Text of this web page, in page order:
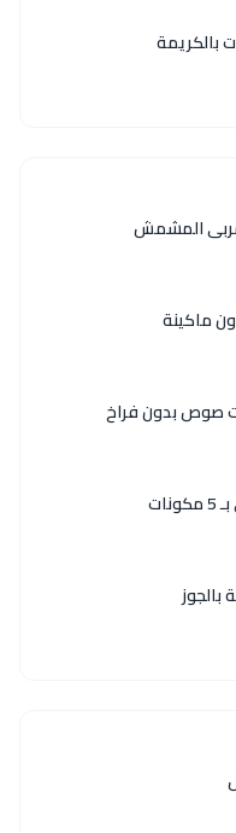
بالكريمة
المشمش
ماكينة
صوص بدون فراخ